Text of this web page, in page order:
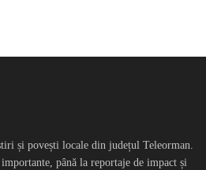
și povești locale din județul Teleorman.
până la reportaje de impact și